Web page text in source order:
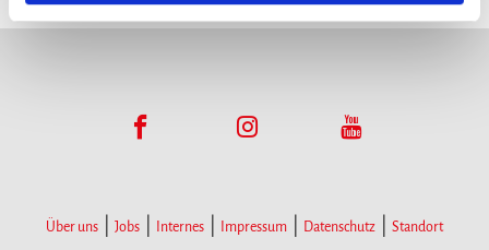
Über uns Jobs Internes Impressum Datenschutz Standort